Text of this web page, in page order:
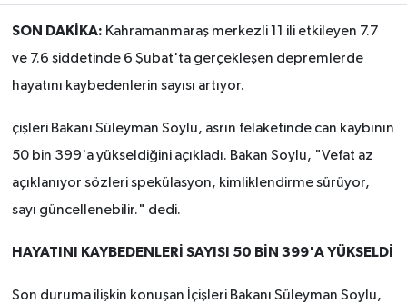
SON DAKİKA: Kahramanmaraş merkezli 11 ili etkileyen 7.7
ve 7.6 şiddetinde 6 Şubat'ta gerçekleşen depremlerde
hayatını kaybedenlerin sayısı artıyor.
çişleri Bakanı Süleyman Soylu, asrın felaketinde can kaybının
50 bin 399'a yükseldiğini açıkladı. Bakan Soylu, "Vefat az
açıklanıyor sözleri spekülasyon, kimliklendirme sürüyor,
sayı güncellenebilir." dedi.
HAYATINI KAYBEDENLERİ SAYISI 50 BİN 399'A YÜKSELDİ
Son duruma ilişkin konuşan İçişleri Bakanı Süleyman Soylu,